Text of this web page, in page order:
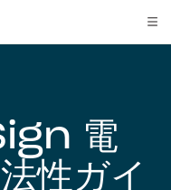
電
性ガイ